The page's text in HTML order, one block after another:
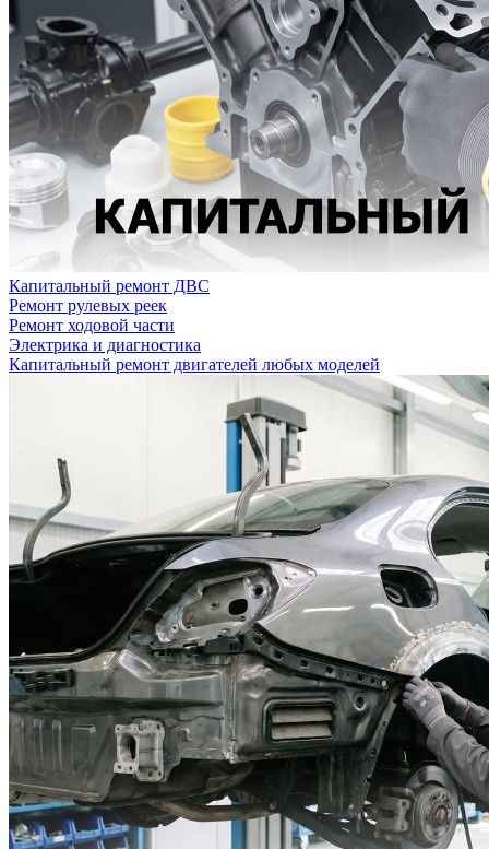
Капитальный ремонт ДВС
Ремонт рулевых реек
Ремонт ходовой части
Электрика и диагностика
Капитальный ремонт двигателей любых моделей